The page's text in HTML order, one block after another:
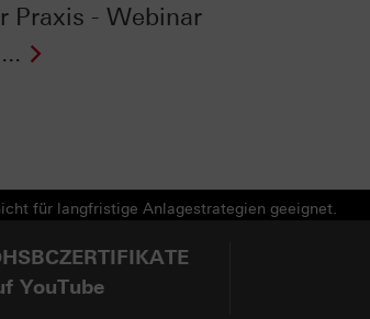
Praxis - Webinar
für langfristige Anlagestrategien geeignet.
YouTube